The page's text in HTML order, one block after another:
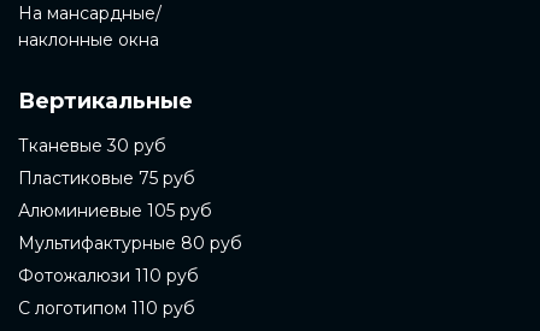
На мансардные/
наклонные окна
Вертикальные
Тканевые 30 руб
Пластиковые 75 руб
Алюминиевые 105 руб
Мультифактурные 80 руб
Фотожалюзи 110 руб
С логотипом 110 руб